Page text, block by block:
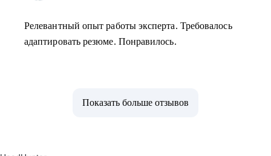
Релевантный опыт работы эксперта. Требовалось
адаптировать резюме. Понравилось.
Показать больше отзывов